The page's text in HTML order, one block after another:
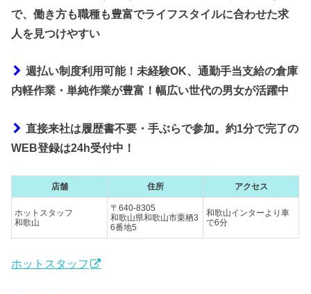
で、働き方も職種も豊富でライフスタイルに合わせた求
人を見つけやすい
週払い制度利用可能！未経験OK、通勤手当支給の倉庫
内軽作業・単純作業が豊富！幅広い世代の男女が活躍中
直接来社は履歴書不要・手ぶらで参加。約1分で完了の
WEB登録は24h受付中！
店舗 住所 アクセス
ホットスタッフ
和歌山
〒640-8305
和歌山県和歌山市栗栖3
6番地5
和歌山インターより車
で6分
ホットスタッフ